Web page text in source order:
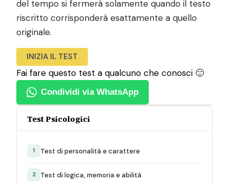
del tempo si fermerà solamente quando il testo
riscritto corrisponderà esattamente a quello
originale.
INIZIA IL TEST
Fai fare questo test a qualcuno che conosci 🙂
Condividi via WhatsApp
Test Psicologici
1 Test di personalità e carattere
2 Test di logica, memoria e abilità